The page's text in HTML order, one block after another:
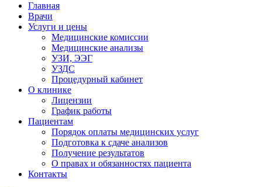
Главная
Врачи
Услуги и цены
Медицинские комиссии
Медицинские анализы
УЗИ, ЭЭГ
УЗДС
Процедурный кабинет
О клинике
Лицензии
График работы
Пациентам
Порядок оплаты медицинских услуг
Подготовка к сдаче анализов
Получение результатов
О правах и обязанностях пациента
Контакты